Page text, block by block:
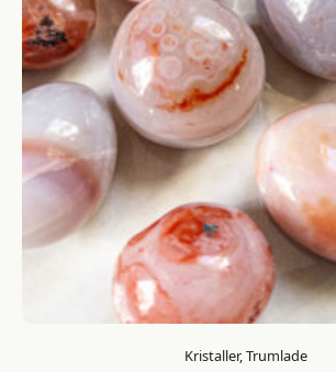
Kristaller, Trumlade